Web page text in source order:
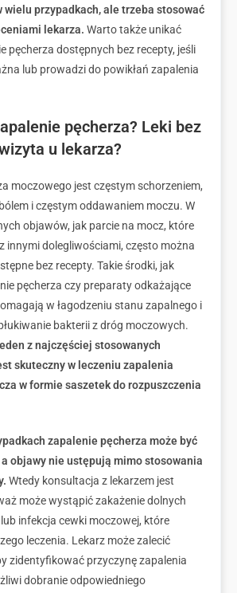
wielu przypadkach, ale trzeba stosować
lekarza. Warto także unikać
pęcherza dostępnych bez recepty, jeśli
lub prowadzi do powikłań zapalenia
pęcherza? Leki bez
u lekarza?
moczowego jest częstym schorzeniem,
i częstym oddawaniem moczu. W
objawów, jak parcie na mocz, które
innymi dolegliwościami, często można
bez recepty. Takie środki, jak
pęcherza czy preparaty odkażające
w łagodzeniu stanu zapalnego i
bakterii z dróg moczowych.
z najczęściej stosowanych
skuteczny w leczeniu zapalenia
w formie saszetek do rozpuszczenia
zapalenie pęcherza może być
a objawy nie ustępują mimo stosowania
Wtedy konsultacja z lekarzem jest
może wystąpić zakażenie dolnych
infekcja cewki moczowej, które
leczenia. Lekarz może zalecić
zidentyfikować przyczynę zapalenia
dobranie odpowiedniego